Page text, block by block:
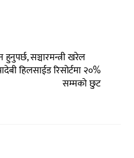
सञ्चारमन्त्री खरेल
हिलसाईड रिसोर्टमा २०%
सम्मको छुट